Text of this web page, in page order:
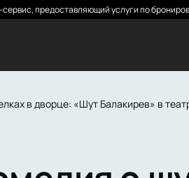
предоставляющий услуги по
в дворце: «Шут Балакирев» в